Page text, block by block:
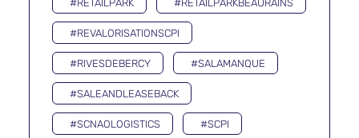
#RETAILPARK #RETAILPARKBEAURAINS
#REVALORISATIONSCPI
#RIVESDEBERCY #SALAMANQUE
#SALEANDLEASEBACK
#SCNAOLOGISTICS #SCPI